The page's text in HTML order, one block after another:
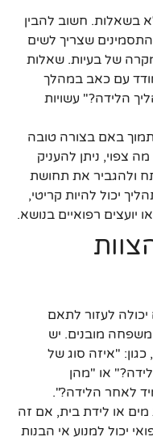
בשאלות. חשוב להבין
שצריך לשים
של בעיות. שאלות
עם כאב במהלך
הלידה?" עשויות
באם בצורה טובה
צפוי, ניתן להעניק
ולהגביר את תחושת
יכול להיות קריטי,
יועצים רפואיים בנושא.
לעזור לתאם
מובנים. יש
"איזה סוג של
או "מהן
לאחר הלידה?".
מים או לידת בית, אם זה
יכול למנוע אי הבנות